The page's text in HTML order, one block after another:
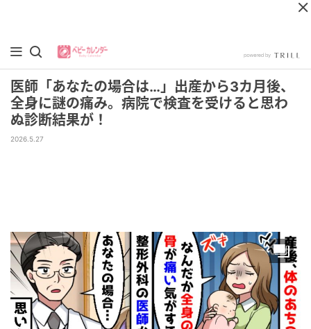
医師「あなたの場合は…」出産から3カ月後、
全身に謎の痛み。病院で検査を受けると思わ
ぬ診断結果が！
2026.5.27